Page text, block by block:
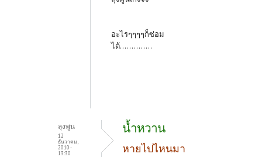
อะไรๆๆๆๆก็ซ่อม
ได้..............
ลุงพูน
12
ธันวาคม,
2010 -
13:30
น้ำหวาน
หายไปไหนมา